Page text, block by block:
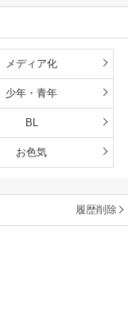
メディア化
少年・青年
BL
お色気
履歴削除